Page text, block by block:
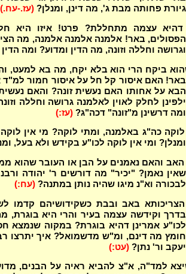
גיורת פחותה מבת ג', מה דינן, ומנלן? (עז.-עח.)
דהיא עצמה מתחללת? פרט! איזו היא
הפסולים, באר! אלמנה אלמנה אלמנה, מה
וגרושה וחללה וזונה, מה הדין ומדוע? ומה
ביקח הרי הוא בלא יקח, מה בא למעט,
באר! האם איסור קל חל על איסור חמור למ"ד
הבא על אחותו האם נעשית זונה? והאם
ילפינן לחלק לאוין לאלמנה גרושה וחללה
ומה דרשינן מ"זונה" דכה"ג? (עז:)
כה"ג באלמנה, ומתי לוקה? מי אין
ומנלן? ומי אין לוקה לכו"ע בקידש ולא בעל,
והאם נאמנים על הבן או העובר שהוא
שאין נאמן? "יכיר" מה דורשים ר' יהודה
לבכורה וא"נ מיגו שהיה נותן במתנה? (עח:)
באב ובבת כשקידושיהם קדמו
בדרך וקידשה עצמה בעיר והרי היא בוגרת,
לכו"ע אמרינן דהיא בוגרת? במקוה שנמצא
חומץ מה דינם, ומ"ש מדשמואל? איך יתרצו
יעקב ור' נתן? (עט:)
למד"ה, א"צ להביא ראיה על הבנים,